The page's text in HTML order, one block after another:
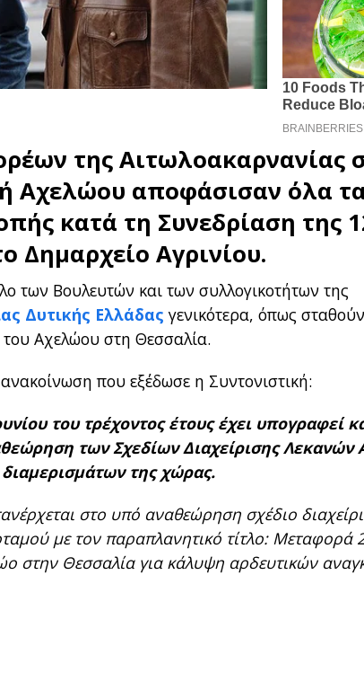
της Αιτωλοακαρνανίας
Αχελώου αποφάσισαν όλα
κατά τη Συνεδρίαση της
Δημαρχείο Αγρινίου.
των Βουλευτών και των συλλογικοτήτων της
Δυτικής Ελλάδας γενικότερα, όπως
Αχελώου στη Θεσσαλία.
που εξέδωσε η Συντονιστική:
του τρέχοντος έτους έχει υπογραφεί
των Σχεδίων Διαχείρισης Λεκανών
της χώρας.
στο υπό αναθεώρηση σχέδιο
με τον παραπλανητικό τίτλο: Μεταφορά
στην Θεσσαλία για κάλυψη αρδευτικών